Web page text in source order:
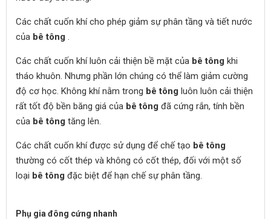
Các chất cuốn khí cho phép giảm sự phân tầng và tiết nước
của bê tông .
Các chất cuốn khí luôn cải thiện bề mặt của bê tông khi
tháo khuôn. Nhưng phần lớn chúng có thể làm giảm cường
độ cơ học. Không khí nằm trong bê tông luôn luôn cải thiện
rất tốt độ bền băng giá của bê tông đã cứng rắn, tính bền
của bê tông tăng lên.
Các chất cuốn khí được sử dụng để chế tạo bê tông
thường có cốt thép và không có cốt thép, đối với một số
loại bê tông đặc biệt để hạn chế sự phân tầng.
Phụ gia đông cứng nhanh